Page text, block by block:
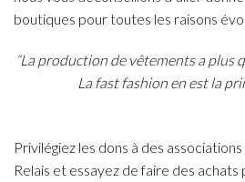
boutiques pour toutes les raisons
“La production de vêtements a plus
La fast fashion en est la
Privilégiez les dons à des
Relais et essayez de faire des